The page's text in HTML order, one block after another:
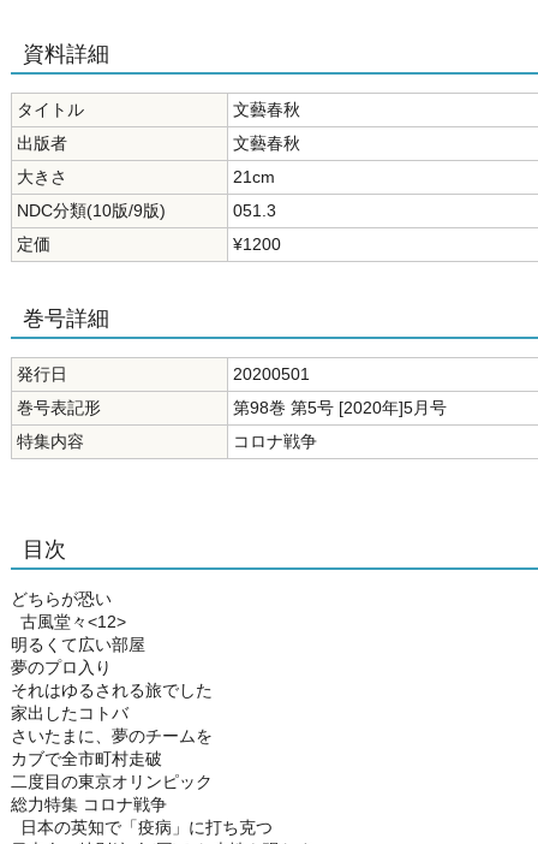
資料詳細
タイトル
文藝春秋
出版者
文藝春秋
大きさ
21cm
NDC分類(10版/9版)
051.3
定価
¥1200
巻号詳細
発行日
20200501
巻号表記形
第98巻 第5号 [2020年]5月号
特集内容
コロナ戦争
目次
どちらが恐い
古風堂々<12>
明るくて広い部屋
夢のプロ入り
それはゆるされる旅でした
家出したコトバ
さいたまに、夢のチームを
カブで全市町村走破
二度目の東京オリンピック
総力特集 コロナ戦争
日本の英知で「疫病」に打ち克つ